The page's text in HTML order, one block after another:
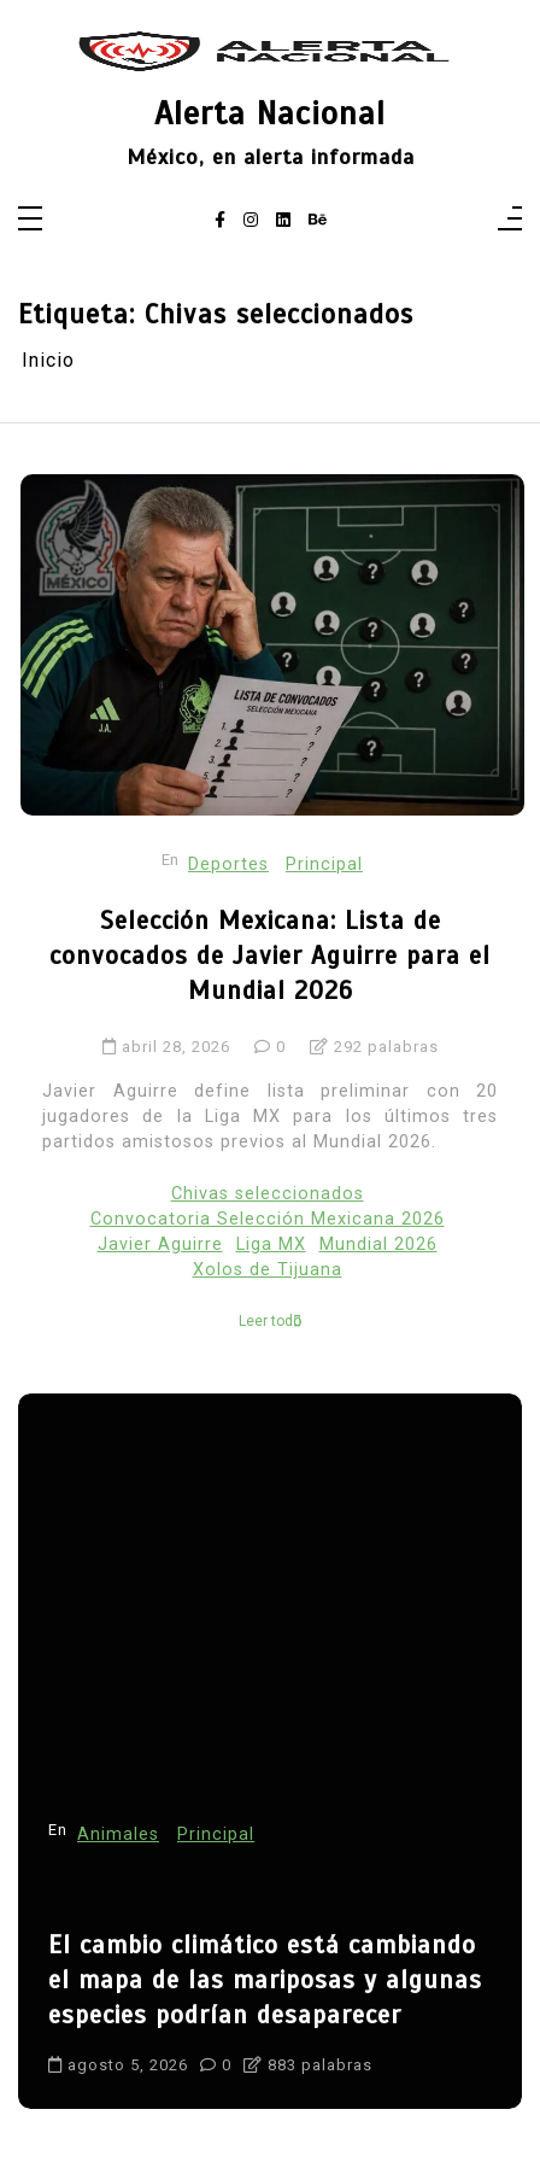
Alerta Nacional
México, en alerta informada
Etiqueta: Chivas seleccionados
Inicio
En Deportes Principal
Selección Mexicana: Lista de
convocados de Javier Aguirre para el
Mundial 2026
abril 28, 2026 0 292 palabras
Javier Aguirre define lista preliminar con 20
jugadores de la Liga MX para los últimos tres
partidos amistosos previos al Mundial 2026.
Chivas seleccionados
Convocatoria Selección Mexicana 2026
Javier Aguirre
Liga MX
Mundial 2026
Xolos de Tijuana
Leer todo
En Animales Principal
El cambio climático está cambiando
el mapa de las mariposas y algunas
especies podrían desaparecer
agosto 5, 2026 0 883 palabras